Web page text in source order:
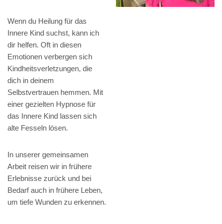
Wenn du Heilung für das
Innere Kind suchst, kann ich
dir helfen. Oft in diesen
Emotionen verbergen sich
Kindheitsverletzungen, die
dich in deinem
Selbstvertrauen hemmen. Mit
einer gezielten Hypnose für
das Innere Kind lassen sich
alte Fesseln lösen.
In unserer gemeinsamen
Arbeit reisen wir in frühere
Erlebnisse zurück und bei
Bedarf auch in frühere Leben,
um tiefe Wunden zu erkennen.